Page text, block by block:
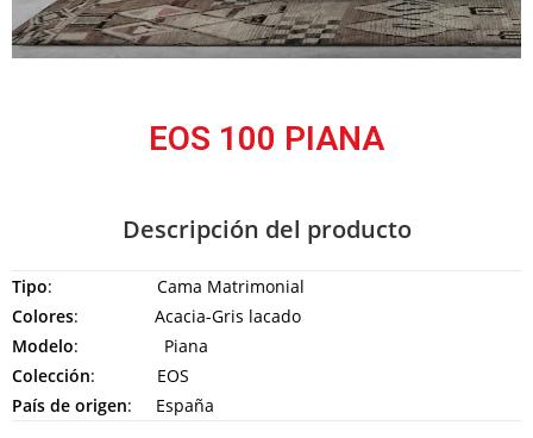
EOS 100 PIANA
Descripción del producto
Tipo: Cama Matrimonial
Colores: Acacia-Gris lacado
Modelo: Piana
Colección: EOS
País de origen: España